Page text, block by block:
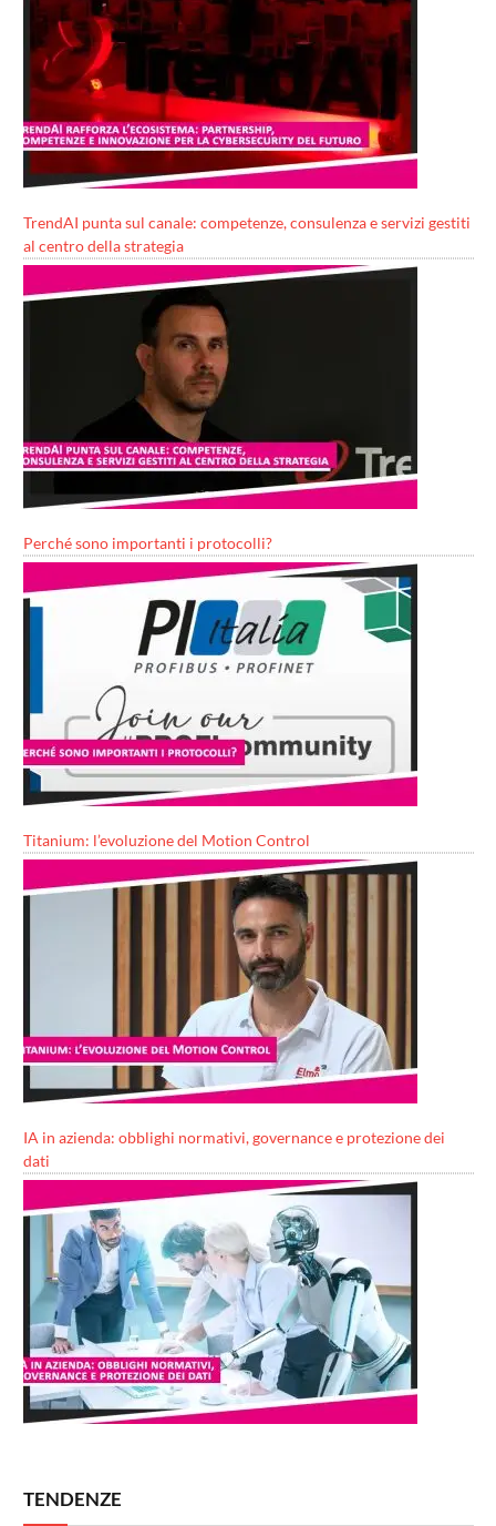
TrendAI punta sul canale: competenze, consulenza e servizi gestiti
al centro della strategia
Perché sono importanti i protocolli?
Titanium: l’evoluzione del Motion Control
IA in azienda: obblighi normativi, governance e protezione dei
dati
TENDENZE